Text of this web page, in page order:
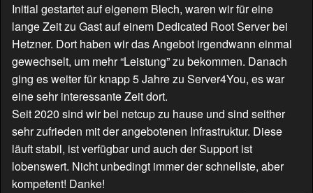
Initial gestartet auf eigenem Blech, waren wir für eine
lange Zeit zu Gast auf einem Dedicated Root Server bei
Hetzner. Dort haben wir das Angebot irgendwann einmal
gewechselt, um mehr “Leistung” zu bekommen. Danach
ging es weiter für knapp 5 Jahre zu Server4You, es war
eine sehr interessante Zeit dort.
Seit 2020 sind wir bei netcup zu hause und sind seither
sehr zufrieden mit der angebotenen Infrastruktur. Diese
läuft stabil, ist verfügbar und auch der Support ist
lobenswert. Nicht unbedingt immer der schnellste, aber
kompetent! Danke!